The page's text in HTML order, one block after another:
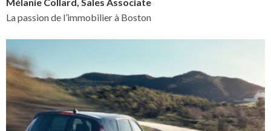
La passion de l’immobilier à Boston